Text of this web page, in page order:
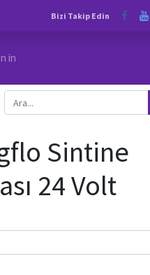
Bizi Takip Edin
in
Sintine
24 Volt